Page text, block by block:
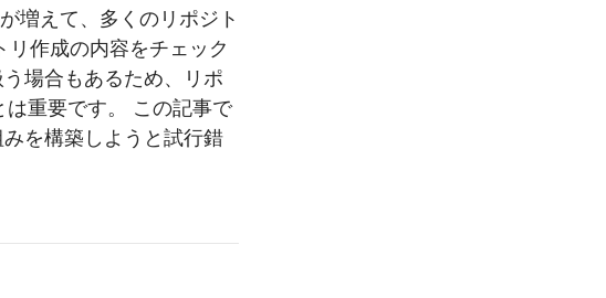
増えて、多くのリポジト
作成の内容をチェック
場合もあるため、リポ
重要です。 この記事で
を構築しようと試行錯